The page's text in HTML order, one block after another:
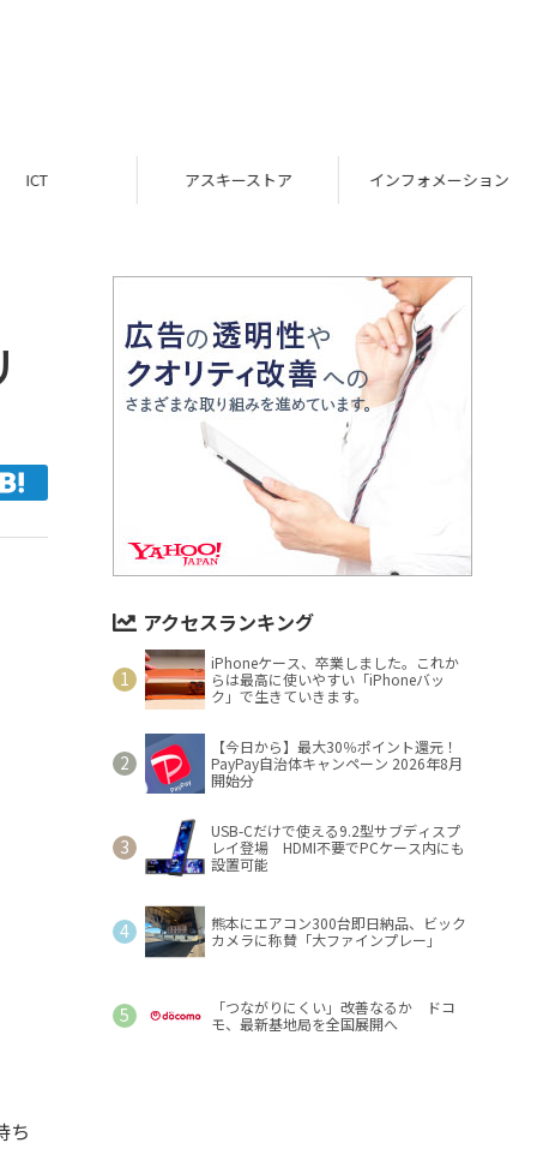
ICT アスキーストア インフォメーション
ち
アクセスランキング
iPhoneケース、卒業しました。これか
らは最高に使いやすい「iPhoneバッ
ク」で生きていきます。
【今日から】最大30％ポイント還元！
PayPay自治体キャンペーン 2026年8月
開始分
USB-Cだけで使える9.2型サブディスプ
レイ登場 HDMI不要でPCケース内にも
設置可能
熊本にエアコン300台即日納品、ビック
カメラに称賛「大ファインプレー」
「つながりにくい」改善なるか ドコ
モ、最新基地局を全国展開へ